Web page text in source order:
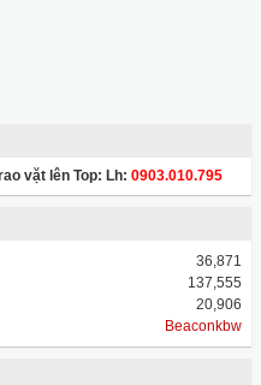
vặt lên Top: Lh: 0903.010.795
36,871
137,555
20,906
Beaconkbw